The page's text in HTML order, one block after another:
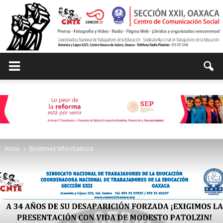
de
Social
Inicio Boletines Informativos